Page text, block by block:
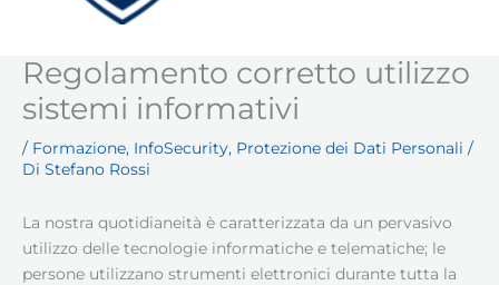
Regolamento corretto utilizzo
sistemi informativi
/ Formazione, InfoSecurity, Protezione dei Dati Personali /
Di Stefano Rossi
La nostra quotidianeità è caratterizzata da un pervasivo
utilizzo delle tecnologie informatiche e telematiche; le
persone utilizzano strumenti elettronici durante tutta la